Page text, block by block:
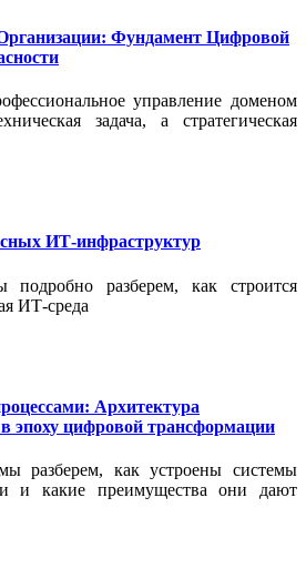
Фундамент Цифровой
управление доменом
задача, а стратегическая
ИТ-инфраструктур
разберем, как строится
ИТ-среда
Архитектура
эпоху цифровой трансформации
разберем, как устроены системы
и какие преимущества они дают